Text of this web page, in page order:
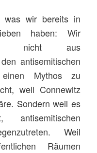
was wir bereits in
haben: Wir
nicht aus
antisemitischen
Mythos zu
weil Connewitz
Sondern weil es
Weil
Räumen